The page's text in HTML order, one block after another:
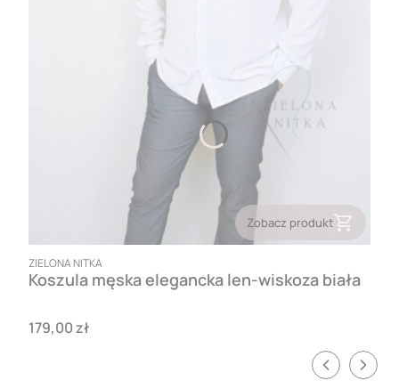
Zobacz produkt
PRODUCENT
ZIELONA NITKA
Koszula męska elegancka len-wiskoza biała
Cena
179,00 zł